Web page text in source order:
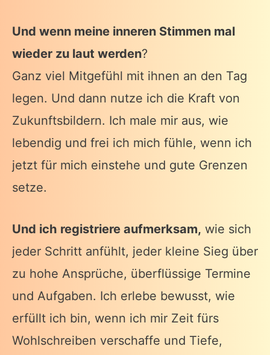
Und wenn meine inneren Stimmen mal
wieder zu laut werden?
Ganz viel Mitgefühl mit ihnen an den Tag
legen. Und dann nutze ich die Kraft von
Zukunftsbildern. Ich male mir aus, wie
lebendig und frei ich mich fühle, wenn ich
jetzt für mich einstehe und gute Grenzen
setze.
Und ich registriere aufmerksam, wie sich
jeder Schritt anfühlt, jeder kleine Sieg über
zu hohe Ansprüche, überflüssige Termine
und Aufgaben. Ich erlebe bewusst, wie
erfüllt ich bin, wenn ich mir Zeit fürs
Wohlschreiben verschaffe und Tiefe,